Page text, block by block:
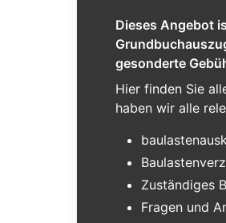
Dieses Angebot
gesonderte
Hier finden Sie
haben wir alle
Zuständiges
Fragen und